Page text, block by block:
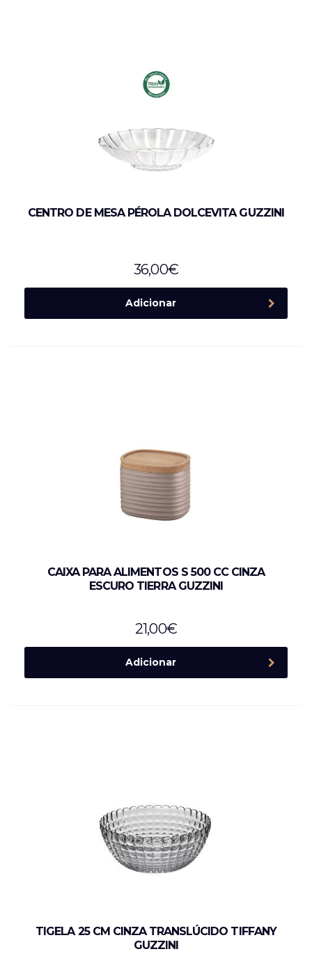
CENTRO DE MESA PÉROLA DOLCEVITA GUZZINI
36,00€
Adicionar
CAIXA PARA ALIMENTOS S 500 CC CINZA
ESCURO TIERRA GUZZINI
21,00€
Adicionar
TIGELA 25 CM CINZA TRANSLÚCIDO TIFFANY
GUZZINI